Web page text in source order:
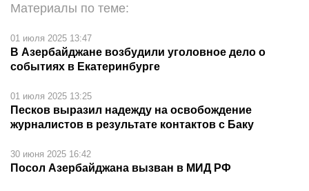
Материалы по теме:
01 июля 2025 13:47
В Азербайджане возбудили уголовное дело о
событиях в Екатеринбурге
01 июля 2025 13:25
Песков выразил надежду на освобождение
журналистов в результате контактов с Баку
30 июня 2025 16:42
Посол Азербайджана вызван в МИД РФ